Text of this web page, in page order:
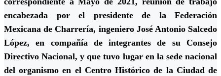
encabezada por el presidente de la Federación
Mexicana de Charrería, ingeniero José Antonio Salcedo
López, en compañía de integrantes de su Consejo
Directivo Nacional, y que tuvo lugar en la sede nacional
del organismo en el Centro Histórico de la Ciudad de